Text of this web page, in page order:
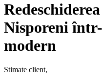
Nisporeni
modern
Stimate client,